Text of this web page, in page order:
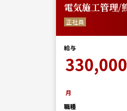
電気施工管理/
正社員
給与
月
職種